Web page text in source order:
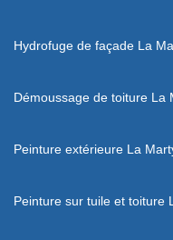
Hydrofuge de façade La
Démoussage de toiture La
Peinture extérieure La
Peinture sur tuile et toiture